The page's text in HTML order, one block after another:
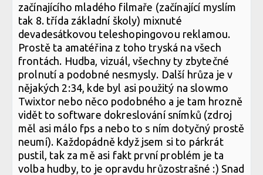
začínajícího mladého filmaře (začínající myslím
tak 8. třída základní školy) mixnuté
devadesátkovou teleshopingovou reklamou.
Prostě ta amatéřina z toho tryská na všech
frontách. Hudba, vizuál, všechny ty zbytečné
prolnutí a podobné nesmysly. Další hrůza je v
nějakých 2:34, kde byl asi použitý na slowmo
Twixtor nebo něco podobného a je tam hrozně
vidět to software dokreslování snímků (zdroj
měl asi málo fps a nebo to s ním dotyčný prostě
neumí). Každopádně když jsem si to párkrát
pustil, tak za mě asi fakt první problém je ta
volba hudby, to je opravdu hrůzostrašné :) Snad